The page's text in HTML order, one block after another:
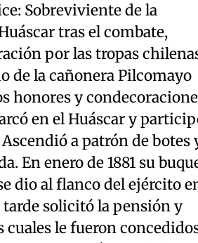
Sobreviviente de la
tras el combate,
por las tropas
de la cañonera Pilcomayo
honores y
en el Huáscar y
a patrón de botes
En enero de 1881 su
dio al flanco del ejército
solicitó la pensión y
cuales le fueron